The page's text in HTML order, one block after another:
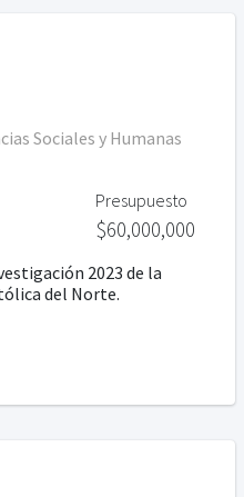
Sociales y Humanas
2023 de la
del Norte.
Presupuesto
$60,000,000